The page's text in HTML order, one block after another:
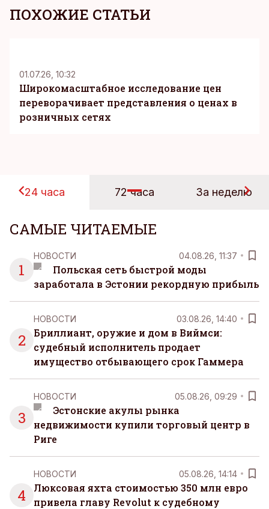
ПОХОЖИЕ СТАТЬИ
01.07.26, 10:32
Широкомасштабное исследование цен
переворачивает представления о ценах в
розничных сетях
24 часа 72 часа За неделю
САМЫЕ ЧИТАЕМЫЕ
1
НОВОСТИ 04.08.26, 11:37
Польская сеть быстрой моды
заработала в Эстонии рекордную прибыль
2
НОВОСТИ 03.08.26, 14:40
Бриллиант, оружие и дом в Виймси:
судебный исполнитель продает
имущество отбывающего срок Гаммера
3
НОВОСТИ 05.08.26, 09:29
Эстонские акулы рынка
недвижимости купили торговый центр в
Риге
4
НОВОСТИ 05.08.26, 14:14
Люксовая яхта стоимостью 350 млн евро
привела главу Revolut к судебному